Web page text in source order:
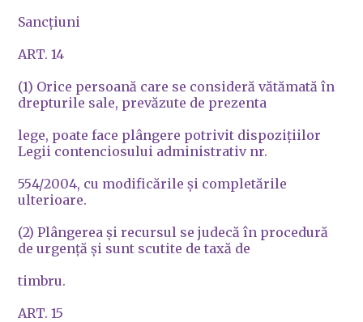
Sancţiuni
ART. 14
(1) Orice persoană care se consideră vătămată în
drepturile sale, prevăzute de prezenta
lege, poate face plângere potrivit dispoziţiilor
Legii contenciosului administrativ nr.
554/2004, cu modificările şi completările
ulterioare.
(2) Plângerea şi recursul se judecă în procedură
de urgenţă şi sunt scutite de taxă de
timbru.
ART. 15